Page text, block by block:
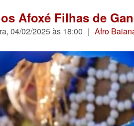
Afoxé Filhas de
04/02/2025 às 18:00 | Afro